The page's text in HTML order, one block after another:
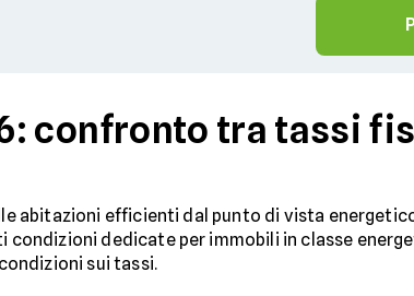
confronto tra tassi
abitazioni efficienti dal punto di vista
condizioni dedicate per immobili in classe
sui tassi.